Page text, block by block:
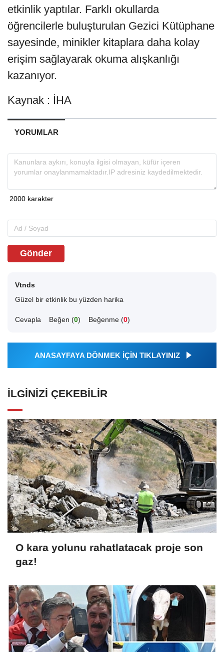
etkinlik yaptılar. Farklı okullarda
öğrencilerle buluşturulan Gezici Kütüphane
sayesinde, minikler kitaplara daha kolay
erişim sağlayarak okuma alışkanlığı
kazanıyor.
Kaynak : İHA
YORUMLAR
Gönder
Vtnds
Güzel bir etkinlik bu yüzden harika
Cevapla Beğen (0) Beğenme (0)
ANASAYFAYA DÖNMEK İÇİN TIKLAYINIZ
İLGINIZI ÇEKEBILIR
O kara yolunu rahatlatacak proje son
gaz!